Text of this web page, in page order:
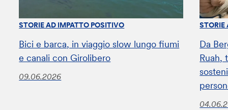
STORIE AD IMPATTO POSITIVO
Bici e barca, in viaggio slow lungo fiumi
e canali con Girolibero
09.06.2026
STORIE
Da
Ruah,